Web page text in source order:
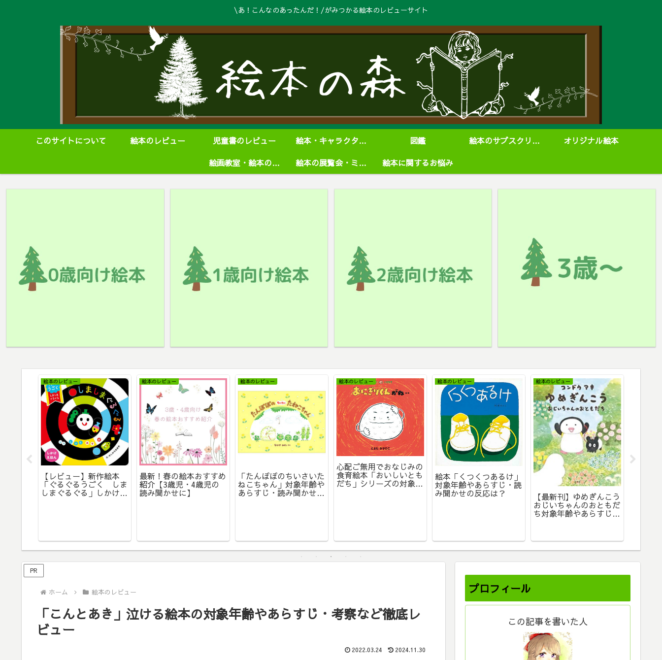
\あ！こんなのあったんだ！/がみつかる絵本のレビューサイト
このサイトについて 絵本のレビュー 児童書のレビュー 絵本・キャラクターグッズ 図鑑 絵本のサブスクリプション オリジナル絵本
絵画教室・絵本の学校 絵本の展覧会・ミュージアム 絵本に関するお悩み
絵本のレビュー
【レビュー】新作絵本
「ぐるぐるうごく しま
しまぐるぐる」しかけ絵
絵本のレビュー
最新！春の絵本おすすめ
紹介【3歳児・4歳児の
読み聞かせに】
絵本のレビュー
「たんぽぽのちいさいた
ねこちゃん」対象年齢や
あらすじ・読み聞かせの
絵本のレビュー
心配ご無用でおなじみの
食育絵本「おいしいとも
だち」シリーズの対象年
絵本のレビュー
絵本「くつくつあるけ」
対象年齢やあらすじ・読
み聞かせの反応は？
絵本のレビュー
【最新刊】ゆめぎんこう
おじいちゃんのおともだ
ち対象年齢やあらすじ・
PR
ホーム 絵本のレビュー
「こんとあき」泣ける絵本の対象年齢やあらすじ・考察など徹底レ
ビュー
2022.03.24 2024.11.30
プロフィール
この記事を書いた人